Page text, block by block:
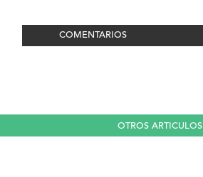
COMENTARIOS
OTROS ARTICULOS